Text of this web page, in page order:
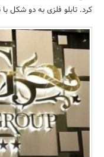
کرد. تابلو فلزی به دو شکل